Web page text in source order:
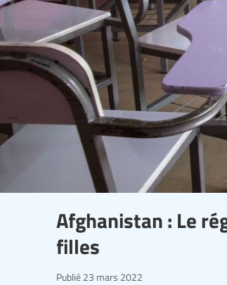
Afghanistan : Le
filles
Publié 23 mars 2022